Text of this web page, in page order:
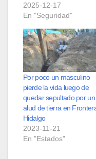
2025-12-17
En "Seguridad"
Por poco un masculino
pierde la vida luego de
quedar sepultado por un
alud de tierra en
Hidalgo
2023-11-21
En "Estados"